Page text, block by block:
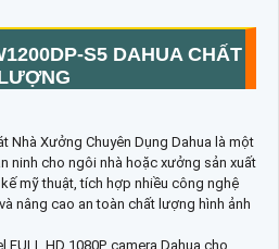
S5DAHUA CHẤT
Nhà Xưởng Chuyên Dụng Dahua là một
ninh cho ngôi nhà hoặc xưởng sản xuất
mỹ thuật, tích hợp nhiều công nghệ
nâng cao an toàn chất lượng hình ảnh
HD 1080P, camera Dahua cho